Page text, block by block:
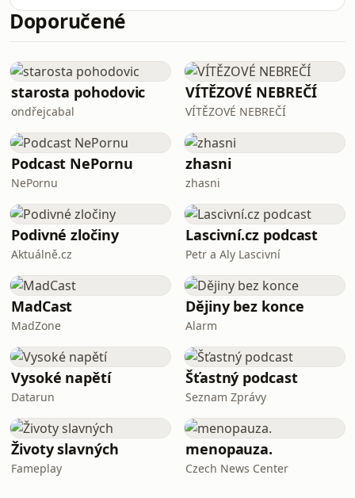
hermetismus a hermetismus není
spiritismus. Scénář: Anna Vošalíková a
Lu
alchymisty, křivule, rozsekané panny,
opice v oknech a zlovolné učitele
Benettová Ph. D. provedla Annu a
Lucii překrásným historickým centrem
města a vyprávěla jim o barvité
na meandrující Vltavě. Tak zavřete oči
a projděte se s nimi. Když
Doporučené
starosta pohodovic
ondřejcabal
VÍTĚZOVÉ NEBREČÍ
VÍTĚZOVÉ NEBREČÍ
Podcast NePornu
NePornu
zhasni
zhasni
Podivné zločiny
Aktuálně.cz
Lascivní.cz podcast
Petr a Aly Lascivní
MadCast
MadZone
Dějiny bez konce
Alarm
Vysoké napětí
Datarun
Šťastný podcast
Seznam Zprávy
Životy slavných
Fameplay
menopauza.
Czech News Center